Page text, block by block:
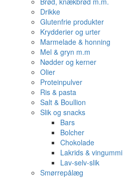
Drikke
Glutenfrie produkter
Krydderier og urter
Marmelade & honning
Mel & gryn m.m
Nødder og kerner
Olier
Proteinpulver
Ris & pasta
Salt & Boullion
Slik og snacks
Bars
Bolcher
Chokolade
Lakrids & vingummi
Lav-selv-slik
Smørrepålæg